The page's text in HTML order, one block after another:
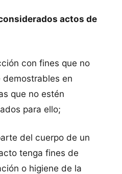
actos de
con fines que no
en
que no estén
para ello;
del cuerpo de un
tenga fines de
o higiene de la